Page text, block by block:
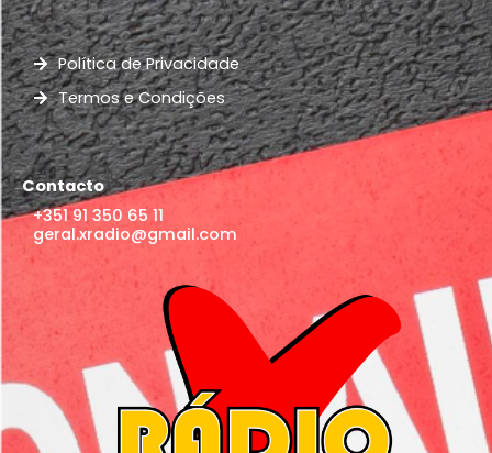
Política de Privacidade
Termos e Condições
Contacto
+351 91 350 65 11
geral.xradio@gmail.com